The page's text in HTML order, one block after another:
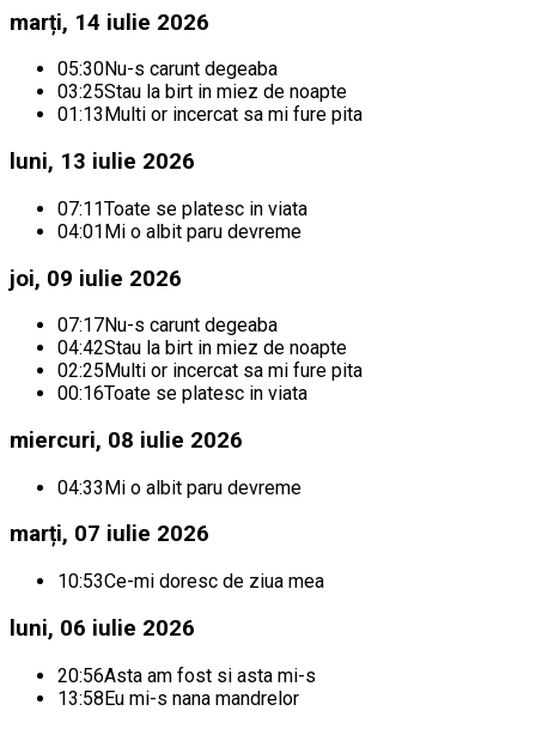
marți, 14 iulie 2026
05:30Nu-s carunt degeaba
03:25Stau la birt in miez de noapte
01:13 Multi or incercat sa mi fure pita
luni, 13 iulie 2026
07:11Toate se platesc in viata
04:01Mi o albit paru devreme
joi, 09 iulie 2026
07:17Nu-s carunt degeaba
04:42Stau la birt in miez de noapte
02:25 Multi or incercat sa mi fure pita
00:16Toate se platesc in viata
miercuri, 08 iulie 2026
04:33Mi o albit paru devreme
marți, 07 iulie 2026
10:53Ce-mi doresc de ziua mea
luni, 06 iulie 2026
20:56Asta am fost si asta mi-s
13:58Eu mi-s nana mandrelor